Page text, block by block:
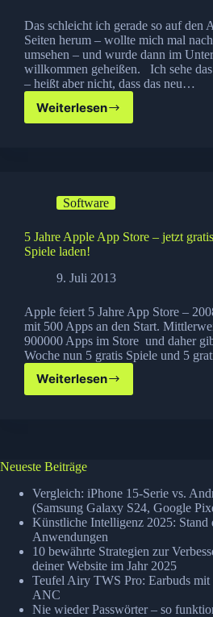
Das schleicht ich gerade so auf den
Seiten herum – wollte mich mal
umsehen – und wurde dann im
willkommen geheißen. Ich sehe
– heißt aber nicht, dass das neu…
WeiterlesenWillkommen
Software
5 Jahre Apple App Store – jetzt
Spiele laden!
9. Juli 2013
Apple feiert 5 Jahre App Store –
mit 500 Apps an den Start.
900000 Apps im Store und daher
Woche nun 5 gratis Spiele und 5
Weiterlesen
5
–
jetzt
gratis
Apps
und
Spiele
laden!
Neueste Beiträge
Vergleich: iPhone 15-Serie vs.
(Samsung Galaxy S24, Google
Künstliche Intelligenz 2025: Stand
Anwendungen
10 bewährte Strategien zur
deiner Website im Jahr 2025
Teufel Airy TWS Pro: Earbuds
ANC
Nie wieder Passwörter – so